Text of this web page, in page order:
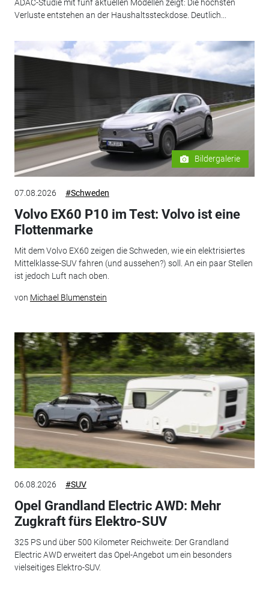
ADAC-Studie mit fünf aktuellen Modellen zeigt: Die höchsten
Verluste entstehen an der Haushaltssteckdose. Deutlich...
Bildergalerie
07.08.2026 #Schweden
Volvo EX60 P10 im Test: Volvo ist eine
Flottenmarke
Mit dem Volvo EX60 zeigen die Schweden, wie ein elektrisiertes
Mittelklasse-SUV fahren (und aussehen?) soll. An ein paar Stellen
ist jedoch Luft nach oben.
von Michael Blumenstein
06.08.2026 #SUV
Opel Grandland Electric AWD: Mehr
Zugkraft fürs Elektro-SUV
325 PS und über 500 Kilometer Reichweite: Der Grandland
Electric AWD erweitert das Opel-Angebot um ein besonders
vielseitiges Elektro-SUV.